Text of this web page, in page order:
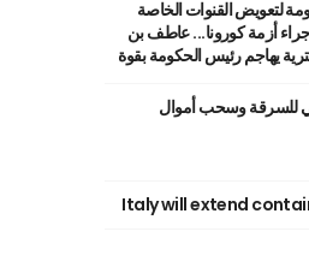
لتعويض القنوات الخاصة
أزمة كورونا... عاطف بن
يهاجم رئيس الحكومة بقوة
للسرقة وسحب أموال
Italy will extend